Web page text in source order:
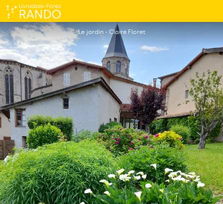
Gîte 12 personnes - Le jardin de Chignore
Le jardin - Claire Floret